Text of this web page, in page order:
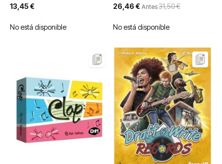
13,45 €
No está disponible
Precio
especial
26,46 € Antes31,50 €
No está disponible